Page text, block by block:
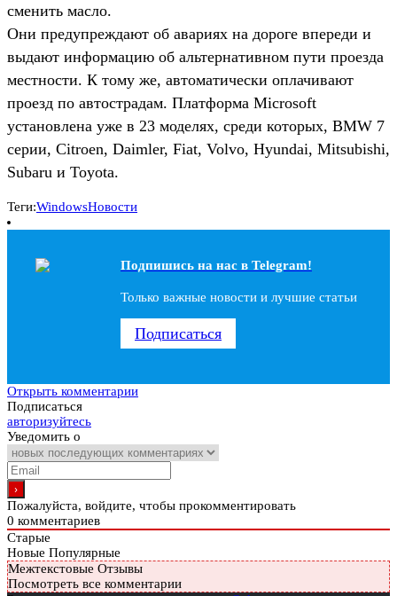
сменить масло.
Они предупреждают об авариях на дороге впереди и
выдают информацию об альтернативном пути проезда
местности. К тому же, автоматически оплачивают
проезд по автострадам. Платформа Microsoft
установлена уже в 23 моделях, среди которых, BMW 7
серии, Citroen, Daimler, Fiat, Volvo, Hyundai, Mitsubishi,
Subaru и Toyota.
Теги:WindowsНовости
Подпишись на наc в Telegram!
Только важные новости и лучшие статьи
Подписаться
Открыть комментарии
Подписаться
авторизуйтесь
Уведомить о
Пожалуйста, войдите, чтобы прокомментировать
0 комментариев
Старые
Новые Популярные
Межтекстовые Отзывы
Посмотреть все комментарии